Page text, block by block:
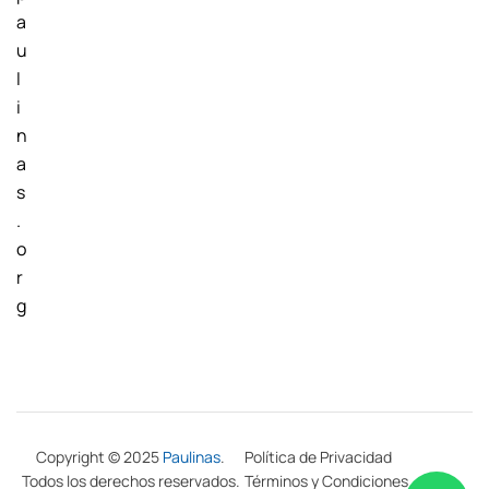
a
u
l
i
n
a
s
.
o
r
g
Copyright © 2025 Paulinas.
Todos los derechos reservados.
Política de Privacidad
Términos y Condiciones